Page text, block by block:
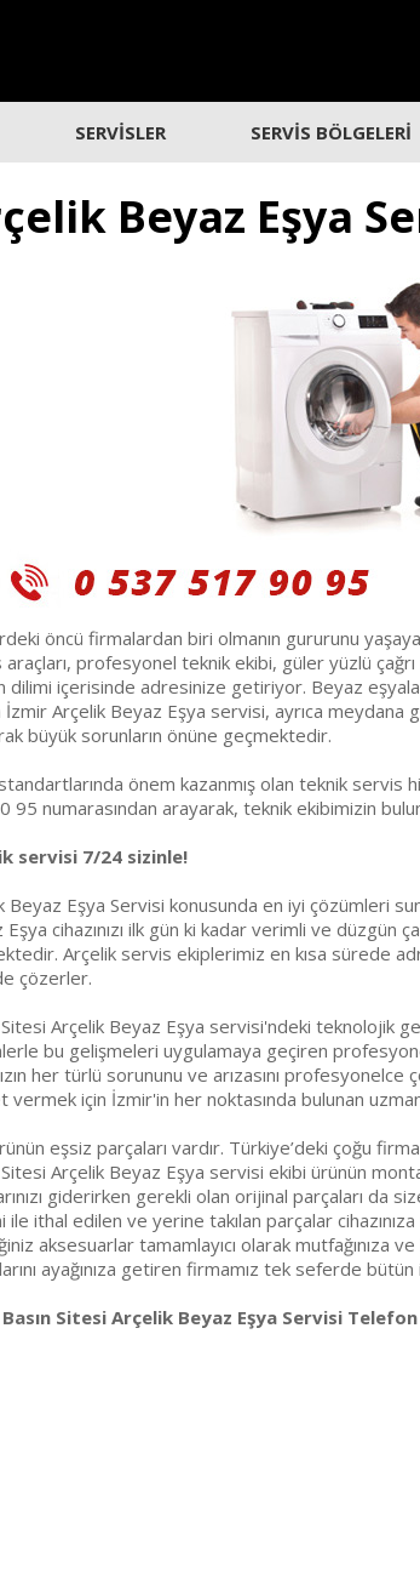
SERVİSLER SERVİS BÖLGELERİ
Beyaz Eşya
öncü firmalardan biri olmanın gururunu
araçları, profesyonel teknik ekibi, güler yüzlü
dilimi içerisinde adresinize getiriyor. Beyaz
İzmir Arçelik Beyaz Eşya servisi, ayrıca meydana
büyük sorunların önüne geçmektedir.
önem kazanmış olan teknik servis
95 numarasından arayarak, teknik ekibimizin
servisi 7/24 sizinle!
Beyaz Eşya Servisi konusunda en iyi çözümleri
Eşya cihazınızı ilk gün ki kadar verimli ve düzgün
Arçelik servis ekiplerimiz en kısa sürede
çözerler.
Sitesi Arçelik Beyaz Eşya servisi'ndeki teknolojik
bu gelişmeleri uygulamaya geçiren
her türlü sorununu ve arızasını
vermek için İzmir'in her noktasında bulunan
eşsiz parçaları vardır. Türkiye’deki çoğu
Sitesi Arçelik Beyaz Eşya servisi ekibi ürünün
giderirken gerekli olan orijinal parçaları da
ile ithal edilen ve yerine takılan parçalar
aksesuarlar tamamlayıcı olarak mutfağınıza
ayağınıza getiren firmamız tek seferde bütün
Sitesi Arçelik Beyaz Eşya Servisi